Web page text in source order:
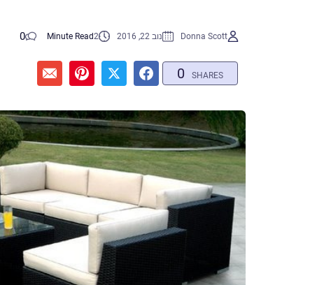
Donna Scott נוב 22, 2016 2
Minute Read
0
0 SHARES